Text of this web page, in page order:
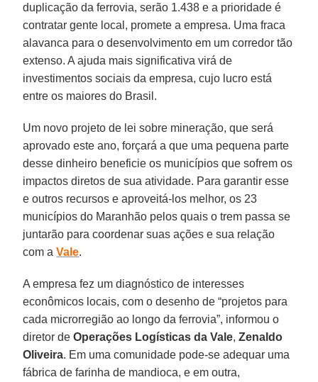
duplicação da ferrovia, serão 1.438 e a prioridade é
contratar gente local, promete a empresa. Uma fraca
alavanca para o desenvolvimento em um corredor tão
extenso. A ajuda mais significativa virá de
investimentos sociais da empresa, cujo lucro está
entre os maiores do Brasil.
Um novo projeto de lei sobre mineração, que será
aprovado este ano, forçará a que uma pequena parte
desse dinheiro beneficie os municípios que sofrem os
impactos diretos de sua atividade. Para garantir esse
e outros recursos e aproveitá-los melhor, os 23
municípios do Maranhão pelos quais o trem passa se
juntarão para coordenar suas ações e sua relação
com aVale.
A empresa fez um diagnóstico de interesses
econômicos locais, com o desenho de “projetos para
cada microrregião ao longo da ferrovia”, informou o
diretor deOperações Logísticas da Vale,Zenaldo
Oliveira. Em uma comunidade pode-se adequar uma
fábrica de farinha de mandioca, e em outra,